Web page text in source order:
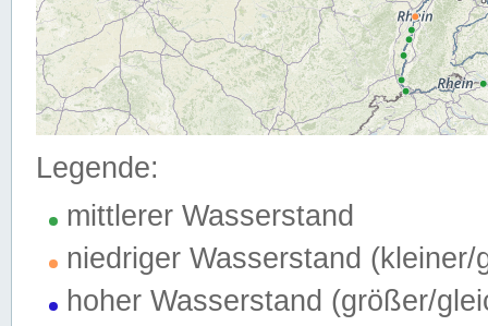
Legende:
mittlerer Wasserstand
niedriger Wasserstand (kleiner/
hoher Wasserstand (größer/